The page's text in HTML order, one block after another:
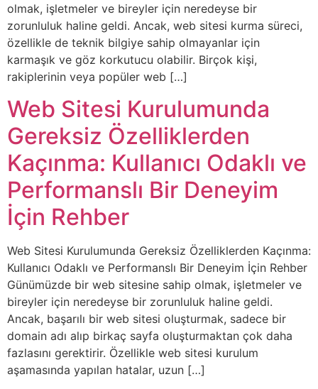
olmak, işletmeler ve bireyler için neredeyse bir
zorunluluk haline geldi. Ancak, web sitesi kurma süreci,
özellikle de teknik bilgiye sahip olmayanlar için
karmaşık ve göz korkutucu olabilir. Birçok kişi,
rakiplerinin veya popüler web […]
Web Sitesi Kurulumunda
Gereksiz Özelliklerden
Kaçınma: Kullanıcı Odaklı ve
Performanslı Bir Deneyim
İçin Rehber
Web Sitesi Kurulumunda Gereksiz Özelliklerden Kaçınma:
Kullanıcı Odaklı ve Performanslı Bir Deneyim İçin Rehber
Günümüzde bir web sitesine sahip olmak, işletmeler ve
bireyler için neredeyse bir zorunluluk haline geldi.
Ancak, başarılı bir web sitesi oluşturmak, sadece bir
domain adı alıp birkaç sayfa oluşturmaktan çok daha
fazlasını gerektirir. Özellikle web sitesi kurulum
aşamasında yapılan hatalar, uzun […]